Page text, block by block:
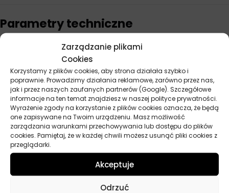
Zarządzanie plikami
Cookies
Korzystamy z plików cookies, aby strona działała szybko i
poprawnie. Prowadzimy działania reklamowe, zarówno przez nas,
jak i przez naszych zaufanych partnerów (Google). Szczegółowe
informacje na ten temat znajdziesz w naszej polityce prywatności.
Wyrażenie zgody na korzystanie z plików cookies oznacza, że będą
one zapisywane na Twoim urządzeniu. Masz możliwość
zarządzania warunkami przechowywania lub dostępu do plików
cookies. Pamiętaj, że w każdej chwili możesz usunąć pliki cookies z
przeglądarki.
Akceptuje
Odrzuć
Parametry techniczne
Orlen
Lepkość 10W-40
API CG-4, GL-4
ACEA E3
Norma
Eaton Vickers I-286-S, Eaton Vickers
Deere JDM J27, Massey-Ferguson
M1139, Massey-Ferguson M1144,
Massey-Ferguson M1145, ZF TE-ML 06A,
ZF TE-ML 06B, ZF TE-ML 06C, ZF TE-ML